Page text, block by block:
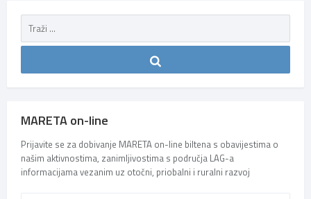
MARETA on-line
Prijavite se za dobivanje MARETA on-line biltena s obavijestima o
našim aktivnostima, zanimljivostima s područja LAG-a
informacijama vezanim uz otočni, priobalni i ruralni razvoj